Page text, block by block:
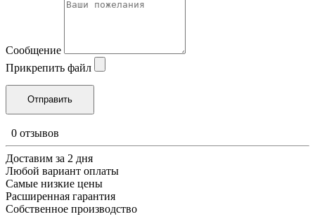
Сообщение
Прикрепить файл
0 отзывов
Доставим за 2 дня
Любой вариант оплаты
Самые низкие цены
Расширенная гарантия
Собственное производство